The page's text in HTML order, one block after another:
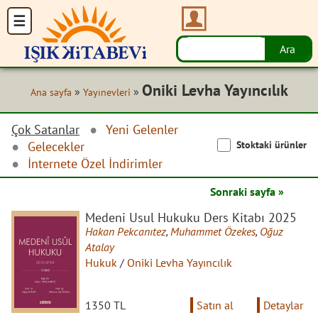
Ana sayfa » Yayınevleri » Oniki Levha Yayıncılık
Çok Satanlar
Yeni Gelenler
Gelecekler
İnternete Özel İndirimler
Stoktaki ürünler
Sonraki sayfa »
Medeni Usul Hukuku Ders Kitabı 2025
Hakan Pekcanıtez, Muhammet Özekes, Oğuz
Atalay
Hukuk / Oniki Levha Yayıncılık
1350 TL Satın al Detaylar